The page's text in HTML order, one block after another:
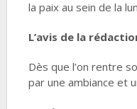
la paix au sein de la
L’avis de la
Dès que l’on rentre
par une ambiance et